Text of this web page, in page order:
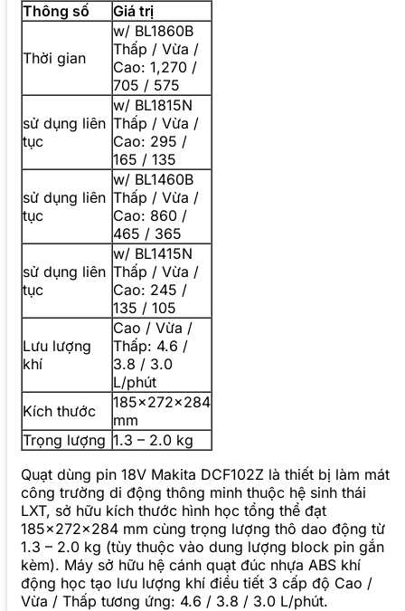
Thông số
Giá trị
Thời gian
w/ BL1860B
Thấp / Vừa /
Cao: 1,270 /
705 / 575
sử dụng liên
tục
w/ BL1815N
Thấp / Vừa /
Cao: 295 /
165 / 135
sử dụng liên
tục
w/ BL1460B
Thấp / Vừa /
Cao: 860 /
465 / 365
sử dụng liên
tục
w/ BL1415N
Thấp / Vừa /
Cao: 245 /
135 / 105
Lưu lượng
khí
Cao / Vừa /
Thấp: 4.6 /
3.8 / 3.0
L/phút
Kích thước
185x272x284
mm
Trọng lượng 1.3 – 2.0 kg
Quạt dùng pin 18V Makita DCF102Z là thiết bị làm mát
công trường di động thông minh thuộc hệ sinh thái
LXT, sở hữu kích thước hình học tổng thể đạt
185x272x284 mm cùng trọng lượng thô dao động từ
1.3 – 2.0 kg (tùy thuộc vào dung lượng block pin gắn
kèm). Máy sở hữu hệ cánh quạt đúc nhựa ABS khí
động học tạo lưu lượng khí điều tiết 3 cấp độ Cao /
Vừa / Thấp tương ứng: 4.6 / 3.8 / 3.0 L/phút.